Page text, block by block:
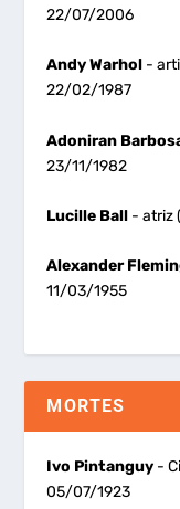
22/07/2006
Andy Warhol -
22/02/1987
Adoniran
23/11/1982
Lucille Ball - atriz
Alexander
11/03/1955
MORTES
Ivo Pintanguy -
05/07/1923